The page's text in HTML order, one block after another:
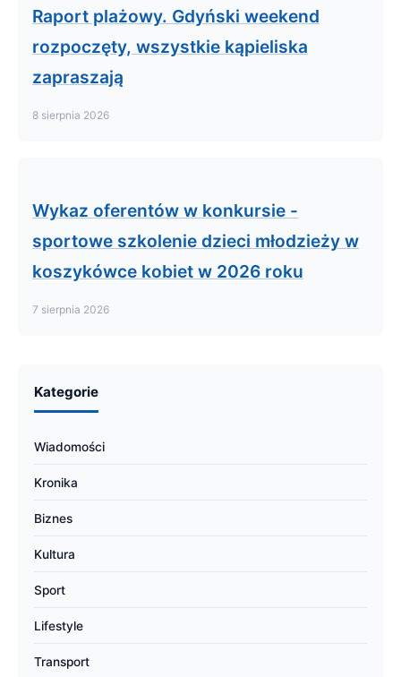
Raport plażowy. Gdyński weekend
rozpoczęty, wszystkie kąpieliska
zapraszają
8 sierpnia 2026
Wykaz oferentów w konkursie -
sportowe szkolenie dzieci młodzieży w
koszykówce kobiet w 2026 roku
7 sierpnia 2026
Kategorie
Wiadomości
Kronika
Biznes
Kultura
Sport
Lifestyle
Transport